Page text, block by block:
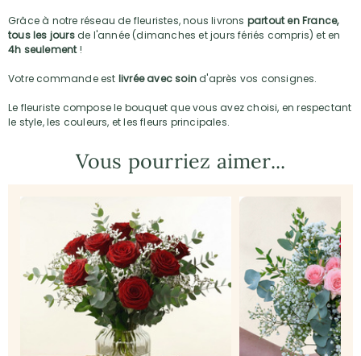
Grâce à notre réseau de fleuristes, nous livrons partout en France,
tous les joursde l'année (dimanches et jours fériés compris) et en
4h seulement!
Votre commande est livrée avec soind'après vos consignes.
Le fleuriste compose le bouquet que vous avez choisi, en respectant
le style, les couleurs, et les fleurs principales.
Vous pourriez aimer...